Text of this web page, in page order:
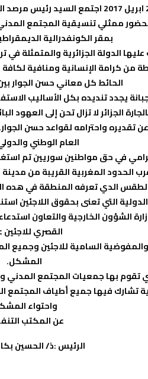
بوعرة: اجتمع مساء يوم السبت 29
ممثلي تنسيقية المجتمع
بمقر الكونفدرالية
الدولة الجزائرية
من كرامة الإنسانية ومنافية
الحائط كل معاني حسن الجوار
يجدد تنديده بكل الأساليب
الجزائر لا تزال تحن إلى العهود
تقديره واحترامه لقواعد حسن
العام الوطني
في حق مواطنين سوريين تم
الحدود المغربية القريبة من
الدي تعرفه المنطقة في هده
الشؤون الخارجية والتعاون
القصري للاجئين
والمفوضية السامية للاجئين
المشكل.
التي تقوم بها جمعيات المجتمع
تشارك فيها جميع أطياف المجتمع
واحتواء
عن المكتب
الرئيس :ذ/ الحسين